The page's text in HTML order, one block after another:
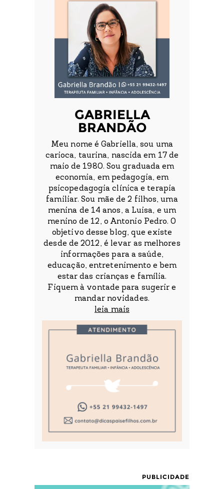
GABRIELLA
BRANDÃO
Meu nome é Gabriella, sou uma
carioca, taurina, nascida em 17 de
maio de 1980. Sou graduada em
economia, em pedagogia, em
psicopedagogia clínica e terapia
familiar. Sou mãe de 2 filhos, uma
menina de 14 anos, a Luisa, e um
menino de 12, o Antonio Pedro. O
objetivo desse blog, que existe
desde de 2012, é levar as melhores
informações para a saúde,
educação, entretenimento e bem
estar das crianças e família.
Fiquem à vontade para sugerir e
mandar novidades.
leia mais
PUBLICIDADE